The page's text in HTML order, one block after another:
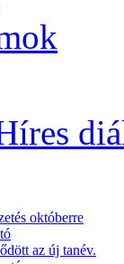
októberre
az új tanév.